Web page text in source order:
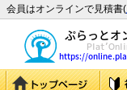
会員はオンラインで見積書(